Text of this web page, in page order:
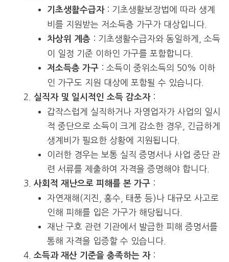
기초생활수급자 : 기초생활보장법에 따라 생계
비를 지원받는 저소득층 가구가 대상입니다.
차상위 계층 : 기초생활수급자와 동일하게, 소득
이 일정 기준 이하인 가구를 포함합니다.
저소득층 가구 : 소득이 중위소득의 50% 이하
인 가구도 지원 대상에 포함될 수 있습니다.
실직자 및 일시적인 소득 감소자 :
갑작스럽게 실직하거나 자영업자가 사업의 일시
적 중단으로 소득이 크게 감소한 경우, 긴급하게
생계비가 필요한 상황에 지원됩니다.
이러한 경우는 보통 실직 증명서나 사업 중단 관
련 서류를 제출하여 자격을 증명해야 합니다.
사회적 재난으로 피해를 본 가구 :
자연재해(지진, 홍수, 태풍 등)나 대규모 사고로
인해 피해를 입은 가구가 해당됩니다.
재난 구호 관련 기관에서 발급한 피해 증명서를
통해 자격을 입증할 수 있습니다.
소득과 재산 기준을 충족하는 자 :